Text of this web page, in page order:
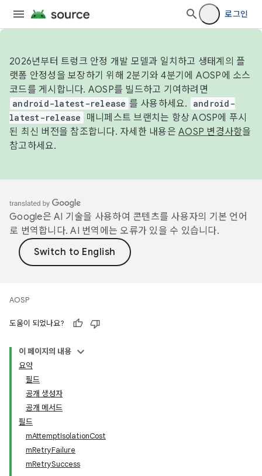
로그인
2026년부터 트렁크 안정 개발 모델과 일치하고 생태계의 플
랫폼 안정성을 보장하기 위해 2분기와 4분기에 AOSP에 소스
코드를 게시합니다. AOSP를 빌드하고 기여하려면
android-latest-release 를 사용하세요.
android-
latest-release
매니페스트 브랜치는 항상 AOSP에 푸시
된 최신 버전을 참조합니다. 자세한 내용은 AOSP 변경사항을
참고하세요.
Google은 AI 기술을 사용하여 콘텐츠를 사용자의 기본 언어
로 번역합니다. AI 번역에는 오류가 있을 수 있습니다.
AOSP
도움이 되었나요?
이 페이지의 내용
요약
필드
공개 생성자
공개 메서드
필드
mAttemptIsolationCost
mRetryFailure
mRetrySuccess